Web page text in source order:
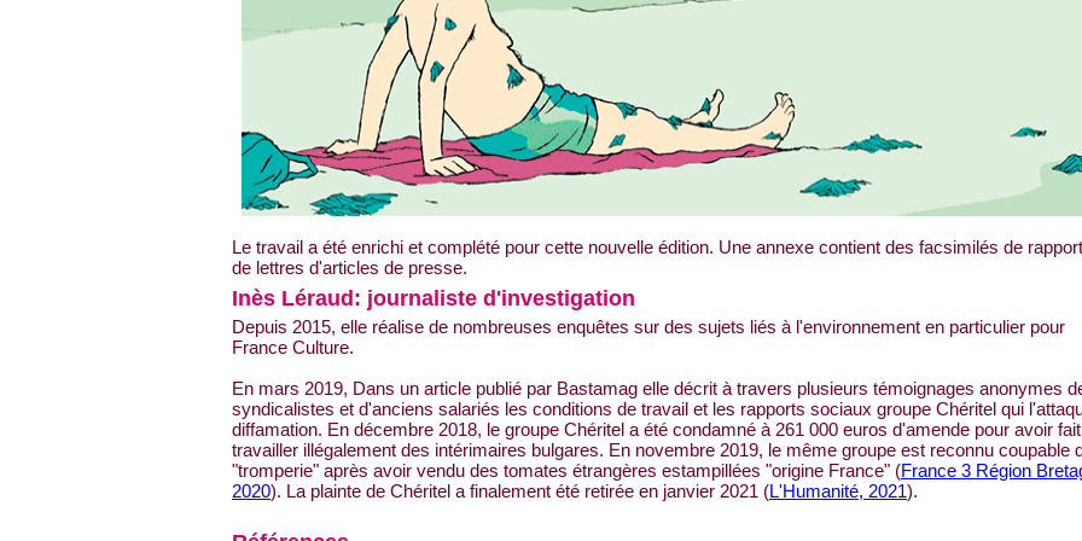
Le travail a été enrichi et complété pour cette nouvelle édition. Une annexe contient des facsimilés de
de lettres d'articles de presse.
Inès Léraud: journaliste d'investigation
Depuis 2015, elle réalise de nombreuses enquêtes sur des sujets liés à l'environnement en particulier pour
France Culture.
En mars 2019, Dans un article publié par Bastamag elle décrit à travers plusieurs témoignages anonymes
syndicalistes et d'anciens salariés les conditions de travail et les rapports sociaux groupe Chéritel qui
diffamation. En décembre 2018, le groupe Chéritel a été condamné à 261 000 euros d'amende pour avoir fait
travailler illégalement des intérimaires bulgares. En novembre 2019, le même groupe est reconnu coupable
"tromperie" après avoir vendu des tomates étrangères estampillées "origine France" (France 3 Région
2020). La plainte de Chéritel a finalement été retirée en janvier 2021 (L'Humanité, 2021).